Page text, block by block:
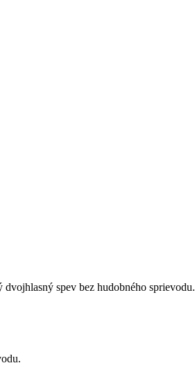
spev bez hudobného sprievodu.